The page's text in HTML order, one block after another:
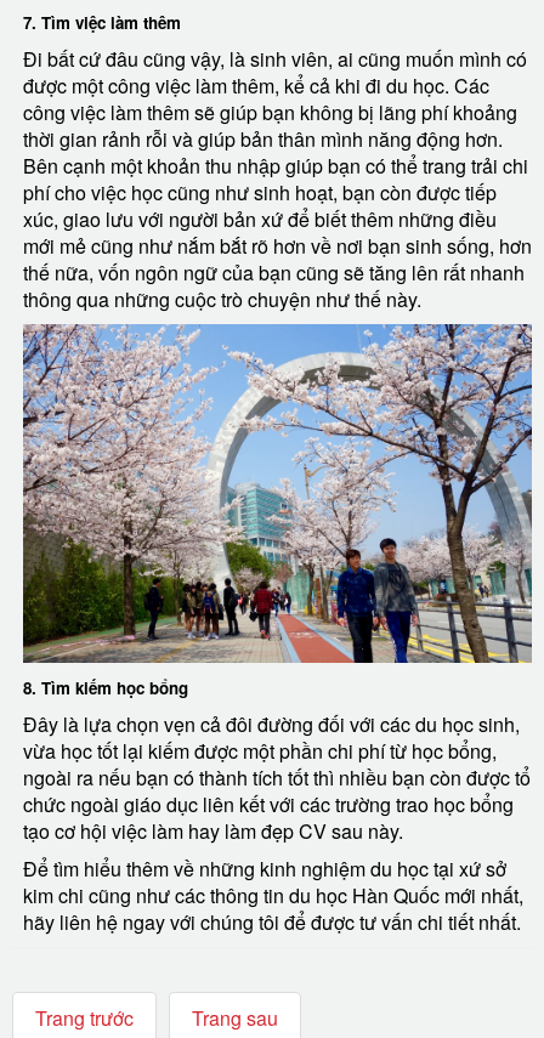
7. Tìm việc làm thêm
Đi bất cứ đâu cũng vậy, là sinh viên, ai cũng muốn mình có
được một công việc làm thêm, kể cả khi đi du học. Các
công việc làm thêm sẽ giúp bạn không bị lãng phí khoảng
thời gian rảnh rỗi và giúp bản thân mình năng động hơn.
Bên cạnh một khoản thu nhập giúp bạn có thể trang trải chi
phí cho việc học cũng như sinh hoạt, bạn còn được tiếp
xúc, giao lưu với người bản xứ để biết thêm những điều
mới mẻ cũng như nắm bắt rõ hơn về nơi bạn sinh sống, hơn
thế nữa, vốn ngôn ngữ của bạn cũng sẽ tăng lên rất nhanh
thông qua những cuộc trò chuyện như thế này.
8. Tìm kiếm học bổng
Đây là lựa chọn vẹn cả đôi đường đối với các du học sinh,
vừa học tốt lại kiếm được một phần chi phí từ học bổng,
ngoài ra nếu bạn có thành tích tốt thì nhiều bạn còn được tổ
chức ngoài giáo dục liên kết với các trường trao học bổng
tạo cơ hội việc làm hay làm đẹp CV sau này.
Để tìm hiểu thêm về những kinh nghiệm du học tại xứ sở
kim chi cũng như các thông tin du học Hàn Quốc mới nhất,
hãy liên hệ ngay với chúng tôi để được tư vấn chi tiết nhất.
Trang trước Trang sau